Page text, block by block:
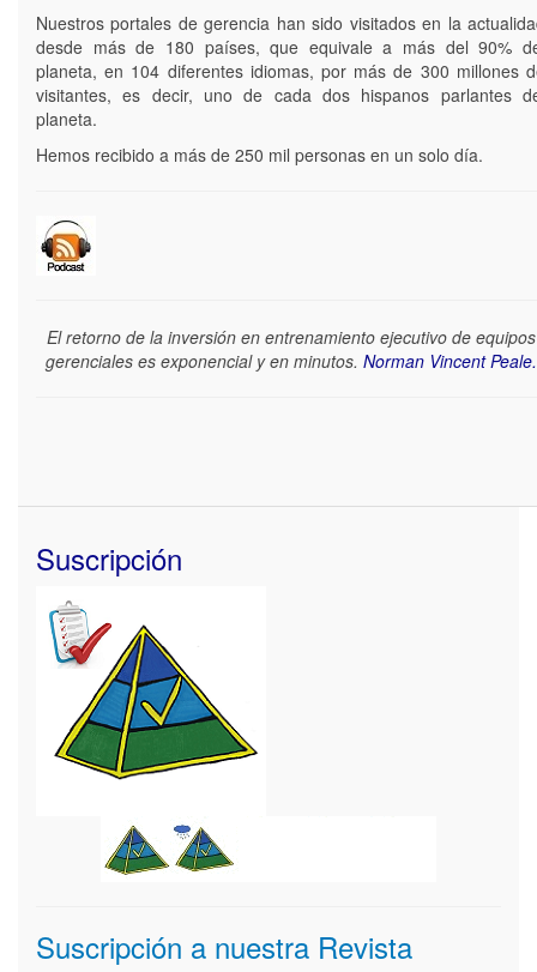
Nuestros portales de gerencia han sido visitados en la
desde más de 180 países, que equivale a más del 90%
planeta, en 104 diferentes idiomas, por más de 300 millones
visitantes, es decir, uno de cada dos hispanos parlantes
planeta.
Hemos recibido a más de 250 mil personas en un solo día.
El retorno de la inversión en entrenamiento ejecutivo de equipos
gerenciales es exponencial y en minutos. Norman Vincent Peale.
Suscripción
Suscripción a nuestra Revista